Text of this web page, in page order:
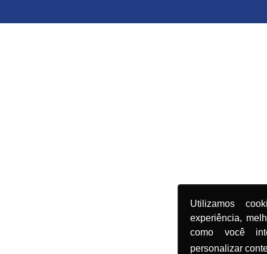
Utilizamos
experiência,
como você
personalizar